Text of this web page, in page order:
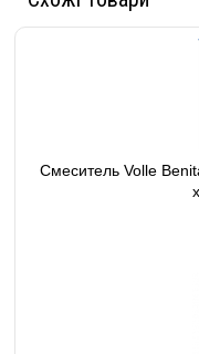
Смеситель Volle